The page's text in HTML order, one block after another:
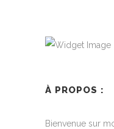
À PROPOS :
Bienvenue sur